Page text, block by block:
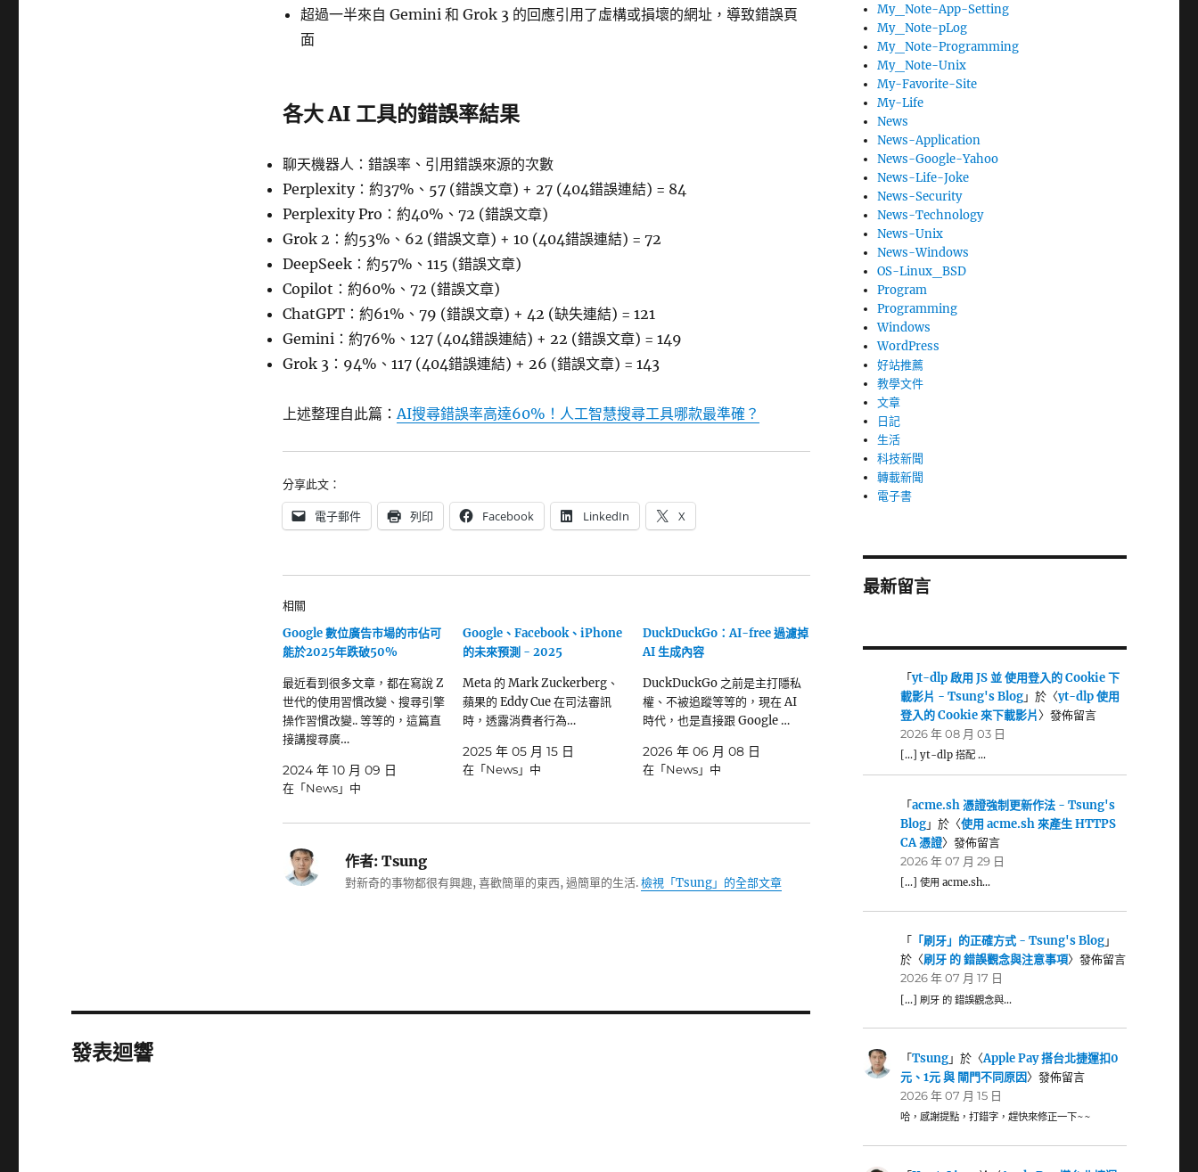
超過一半來自 Gemini 和 Grok 3 的回應引用了虛構或損壞的網址，導致錯誤頁
面
各大 AI 工具的錯誤率結果
聊天機器人：錯誤率、引用錯誤來源的次數
Perplexity：約37%、57 (錯誤文章) + 27 (404錯誤連結) = 84
Perplexity Pro：約40%、72 (錯誤文章)
Grok 2：約53%、62 (錯誤文章) + 10 (404錯誤連結) = 72
DeepSeek：約57%、115 (錯誤文章)
Copilot：約60%、72 (錯誤文章)
ChatGPT：約61%、79 (錯誤文章) + 42 (缺失連結) = 121
Gemini：約76%、127 (404錯誤連結) + 22 (錯誤文章) = 149
Grok 3：94%、117 (404錯誤連結) + 26 (錯誤文章) = 143
上述整理自此篇：AI搜尋錯誤率高達60%！人工智慧搜尋工具哪款最準確？
分享此文：
電子郵件 列印 Facebook LinkedIn X
相關
Google 數位廣告市場的市佔可
能於2025年跌破50%
最近看到很多文章，都在寫說 Z
世代的使用習慣改變、搜尋引擎
操作習慣改變.. 等等的，這篇直
接講搜尋廣…
2024 年 10 月 09 日
在「News」中
Google、Facebook、iPhone
的未來預測 - 2025
Meta 的 Mark Zuckerberg、
蘋果的 Eddy Cue 在司法審訊
時，透露消費者行為…
2025 年 05 月 15 日
在「News」中
DuckDuckGo：AI-free 過濾掉
AI 生成內容
DuckDuckGo 之前是主打隱私
權、不被追蹤等等的，現在 AI
時代，也是直接跟 Google …
2026 年 06 月 08 日
在「News」中
作者:Tsung
對新奇的事物都很有興趣, 喜歡簡單的東西, 過簡單的生活.檢視「Tsung」的全部文章
發表迴響
My_Note-App-Setting
My_Note-pLog
My_Note-Programming
My_Note-Unix
My-Favorite-Site
My-Life
News
News-Application
News-Google-Yahoo
News-Life-Joke
News-Security
News-Technology
News-Unix
News-Windows
OS-Linux_BSD
Program
Programming
Windows
WordPress
好站推薦
教學文件
文章
日記
生活
科技新聞
轉載新聞
電子書
最新留言
「yt-dlp 啟用 JS 並 使用登入的 Cookie 下
載影片 - Tsung's Blog」於〈yt-dlp 使用
登入的 Cookie 來下載影片〉發佈留言
2026 年 08 月 03 日
[…] yt-dlp 搭配 …
「acme.sh 憑證強制更新作法 - Tsung's
Blog」於〈使用 acme.sh 來產生 HTTPS
CA 憑證〉發佈留言
2026 年 07 月 29 日
[…] 使用 acme.sh…
「 「刷牙」的正確方式 - Tsung's Blog」
於〈刷牙 的 錯誤觀念與注意事項〉發佈留言
2026 年 07 月 17 日
[…] 刷牙 的 錯誤觀念與…
「Tsung」於〈Apple Pay 搭台北捷運扣0
元、1元 與 閘門不同原因〉發佈留言
2026 年 07 月 15 日
哈，感謝提點，打錯字，趕快來修正一下~~